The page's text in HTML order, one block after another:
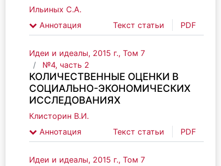
Ильиных С.А.
Аннотация
Текст статьи PDF
Идеи и идеалы, 2015 г., Том 7
№4, часть 2
КОЛИЧЕСТВЕННЫЕ ОЦЕНКИ В
СОЦИАЛЬНО-ЭКОНОМИЧЕСКИХ
ИССЛЕДОВАНИЯХ
Клисторин В.И.
Аннотация
Текст статьи PDF
Идеи и идеалы, 2015 г., Том 7